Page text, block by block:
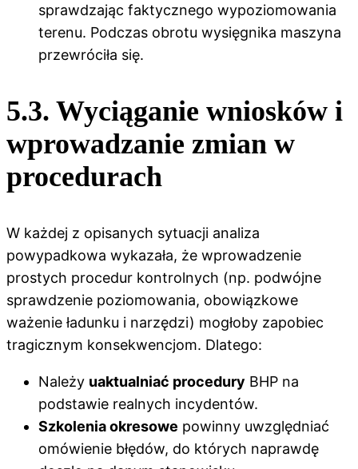
sprawdzając faktycznego wypoziomowania
terenu. Podczas obrotu wysięgnika maszyna
przewróciła się.
5.3. Wyciąganie wniosków i
wprowadzanie zmian w
procedurach
W każdej z opisanych sytuacji analiza
powypadkowa wykazała, że wprowadzenie
prostych procedur kontrolnych (np. podwójne
sprawdzenie poziomowania, obowiązkowe
ważenie ładunku i narzędzi) mogłoby zapobiec
tragicznym konsekwencjom. Dlatego:
Należy uaktualniać procedury BHP na
podstawie realnych incydentów.
Szkolenia okresowe powinny uwzględniać
omówienie błędów, do których naprawdę